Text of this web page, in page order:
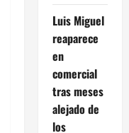
Luis Miguel
reaparece
en
comercial
tras meses
alejado de
los